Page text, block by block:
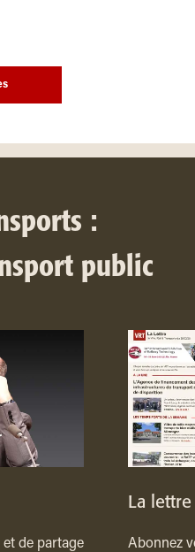
:
public
et de partage
La
Abonnez